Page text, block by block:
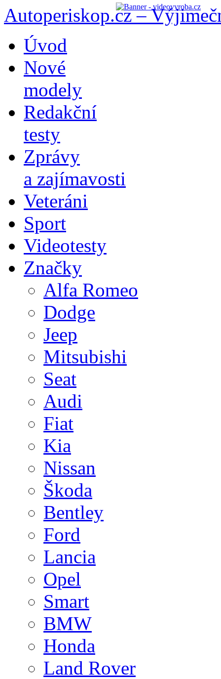
Autoperiskop.cz –
obsahu
webu
Úvod
Nové
modely
Redakční
testy
Zprávy
a zajímavosti
Veteráni
Sport
Videotesty
Značky
Alfa Romeo
Dodge
Jeep
Mitsubishi
Seat
Audi
Fiat
Kia
Nissan
Škoda
Bentley
Ford
Lancia
Opel
Smart
BMW
Honda
Land Rover